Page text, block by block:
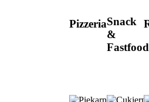
PizzeriaSnack
&
Fastfood